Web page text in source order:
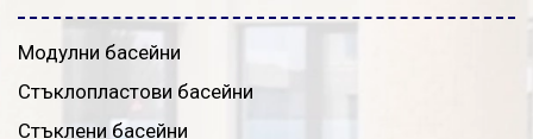
Модулни басейни
Стъклопластови басейни
Стъклени басейни